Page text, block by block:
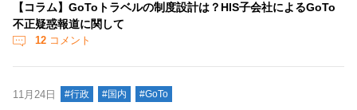
【コラム】GoToトラベルの制度設計は？HIS子会社によるGoTo
不正疑惑報道に関して
12 コメント
11月24日 #行政 #国内 #GoTo